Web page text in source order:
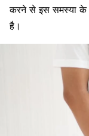
करने से इस समस्या के
है।